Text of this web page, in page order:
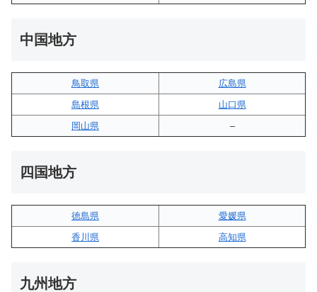
中国地方
鳥取県
広島県
島根県
山口県
岡山県
–
四国地方
徳島県
愛媛県
香川県
高知県
九州地方